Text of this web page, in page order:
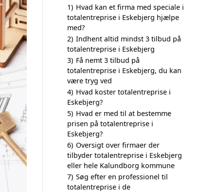
1) Hvad kan et firma med speciale i
totalentreprise i Eskebjerg hjælpe
med?
2) Indhent altid mindst 3 tilbud på
totalentreprise i Eskebjerg
3) Få nemt 3 tilbud på
totalentreprise i Eskebjerg, du kan
være tryg ved
4) Hvad koster totalentreprise i
Eskebjerg?
5) Hvad er med til at bestemme
prisen på totalentreprise i
Eskebjerg?
6) Oversigt over firmaer der
tilbyder totalentreprise i Eskebjerg
eller hele Kalundborg kommune
7) Søg efter en professionel til
totalentreprise i de